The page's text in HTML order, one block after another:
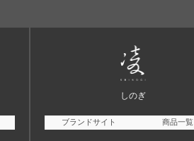
しのぎ
ブランドサイト 商品一覧